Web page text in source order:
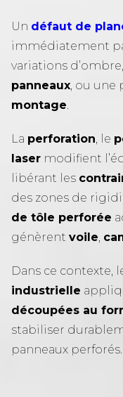
Un défaut de
immédiatement
variations
panneaux, ou une
montage.
La perforation, le
laser modifient
libérant les
des zones de
de tôle perforée
génèrent voile,
Dans ce contexte,
industrielle
découpées au
stabiliser
panneaux perforés.